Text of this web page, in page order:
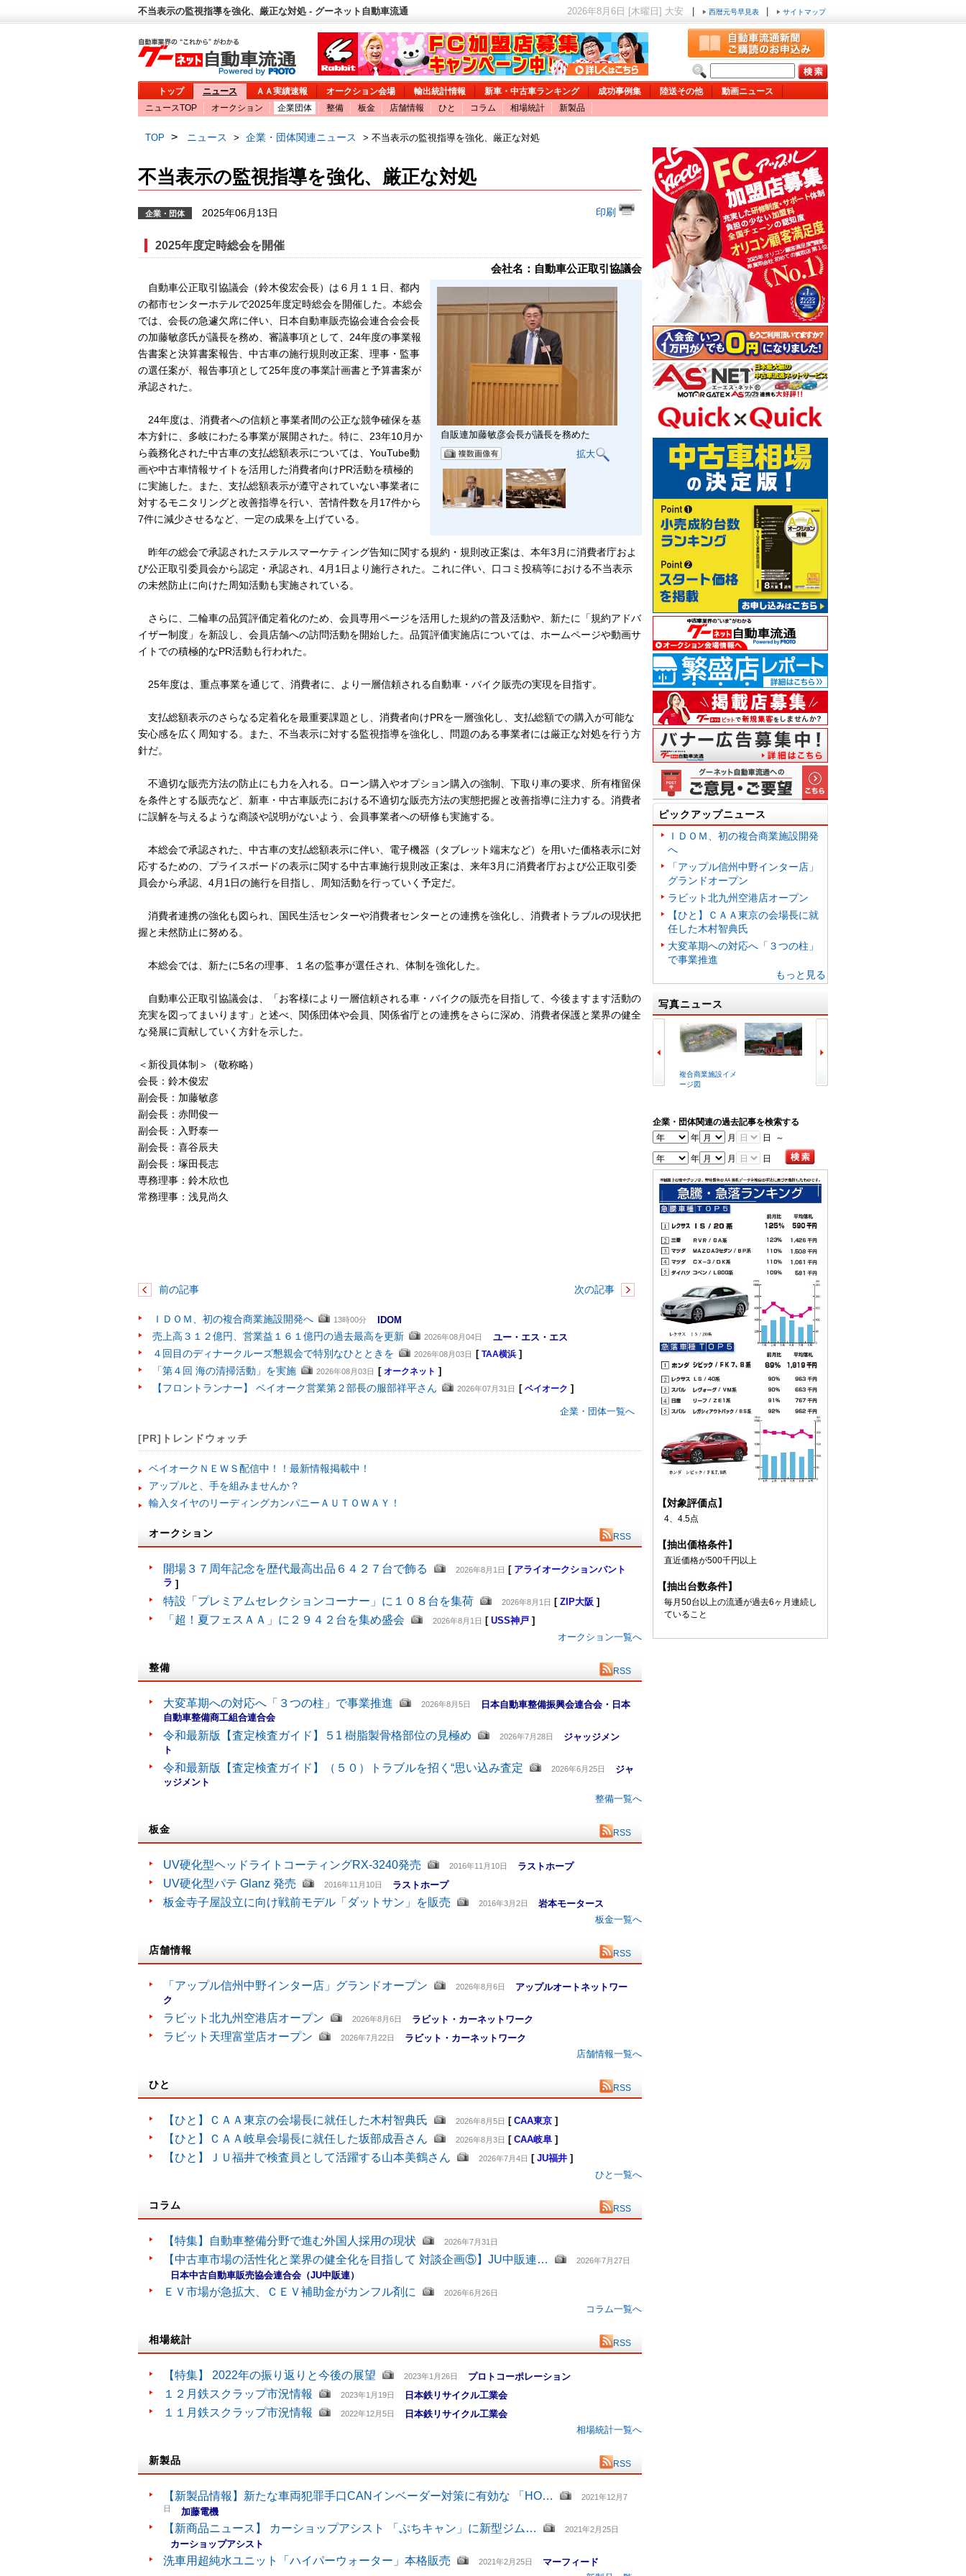
不当表示の監視指導を強化、厳正な対処 - グーネット自動車流通 2026年8月6日 [木曜日] 大安 西暦元号早見表 サイトマップ
トップ ニュース ＡＡ実績速報 オークション会場 輸出統計情報 新車・中古車ランキング 成功事例集 陸送その他
動画ニュース
ニュースTOP
オークション 企業団体 整備 板金 店舗情報 ひと コラム 相場統計 新製品
TOP > ニュース > 企業・団体関連ニュース > 不当表示の監視指導を強化、厳正な対処
不当表示の監視指導を強化、厳正な対処
企業・団体 2025年06月13日 印刷
2025年度定時総会を開催
会社名：自動車公正取引協議会
自販連加藤敏彦会長が議長を務めた
拡大
自動車公正取引協議会（鈴木俊宏会長）は６月１１日、都内
の都市センターホテルで2025年度定時総会を開催した。本総会
では、会長の急遽欠席に伴い、日本自動車販売協会連合会会長
の加藤敏彦氏が議長を務め、審議事項として、24年度の事業報
告書案と決算書案報告、中古車の施行規則改正案、理事・監事
の選任案が、報告事項として25年度の事業計画書と予算書案が
承認された。
24年度は、消費者への信頼と事業者間の公正な競争確保を基
本方針に、多岐にわたる事業が展開された。特に、23年10月か
ら義務化された中古車の支払総額表示については、YouTube動
画や中古車情報サイトを活用した消費者向けPR活動を積極的
に実施した。また、支払総額表示が遵守されていない事業者に
対するモニタリングと改善指導を行い、苦情件数を月17件から
7件に減少させるなど、一定の成果を上げている。
昨年の総会で承認されたステルスマーケティング告知に関する規約・規則改正案は、本年3月に消費者庁およ
び公正取引委員会から認定・承認され、4月1日より施行された。これに伴い、口コミ投稿等における不当表示
の未然防止に向けた周知活動も実施されている。
さらに、二輪車の品質評価定着化のため、会員専用ページを活用した規約の普及活動や、新たに「規約アドバ
イザー制度」を新設し、会員店舗への訪問活動を開始した。品質評価実施店については、ホームページや動画サ
イトでの積極的なPR活動も行われた。
25年度は、重点事業を通じて、消費者に、より一層信頼される自動車・バイク販売の実現を目指す。
支払総額表示のさらなる定着化を最重要課題とし、消費者向けPRを一層強化し、支払総額での購入が可能な
安心感を広く周知する。また、不当表示に対する監視指導を強化し、問題のある事業者には厳正な対処を行う方
針だ。
不適切な販売方法の防止にも力を入れる。ローン購入やオプション購入の強制、下取り車の要求、所有権留保
を条件とする販売など、新車・中古車販売における不適切な販売方法の実態把握と改善指導に注力する。消費者
に誤解を与えるような商談や説明がないよう、会員事業者への研修も実施する。
本総会で承認された、中古車の支払総額表示に伴い、電子機器（タブレット端末など）を用いた価格表示に対
応するための、プライスボードの表示に関する中古車施行規則改正案は、来年3月に消費者庁および公正取引委
員会から承認、4月1日の施行を目指し、周知活動を行っていく予定だ。
消費者連携の強化も図られ、国民生活センターや消費者センターとの連携を強化し、消費者トラブルの現状把
握と未然防止に努める。
本総会では、新たに5名の理事、１名の監事が選任され、体制を強化した。
自動車公正取引協議会は、「お客様により一層信頼される車・バイクの販売を目指して、今後ますます活動の
充実を図ってまいります」と述べ、関係団体や会員、関係省庁との連携をさらに深め、消費者保護と業界の健全
な発展に貢献していく方針を示した。
＜新役員体制＞（敬称略）
会長：鈴木俊宏
副会長：加藤敏彦
副会長：赤間俊一
副会長：入野泰一
副会長：喜谷辰夫
副会長：塚田長志
専務理事：鈴木欣也
常務理事：浅見尚久
前の記事 次の記事
ＩＤＯＭ、初の複合商業施設開発へ 13時00分 IDOM
売上高３１２億円、営業益１６１億円の過去最高を更新 2026年08月04日 ユー・エス・エス
４回目のディナークルーズ懇親会で特別なひとときを 2026年08月03日 [ TAA横浜 ]
「第４回 海の清掃活動」を実施 2026年08月03日 [ オークネット ]
【フロントランナー】 ベイオーク営業第２部長の服部祥平さん 2026年07月31日 [ ベイオーク ]
企業・団体一覧へ
[PR]トレンドウォッチ
ベイオークＮＥＷＳ配信中！！最新情報掲載中！
アップルと、手を組みませんか？
輸入タイヤのリーディングカンパニーＡＵＴＯＷＡＹ！
オークション RSS
開場３７周年記念を歴代最高出品６４２７台で飾る 2026年8月1日 [ アライオークションバント
ラ ]
特設「プレミアムセレクションコーナー」に１０８台を集荷 2026年8月1日 [ ZIP大阪 ]
「超！夏フェスＡＡ」に２９４２台を集め盛会 2026年8月1日 [ USS神戸 ]
オークション一覧へ
整備 RSS
大変革期への対応へ「３つの柱」で事業推進 2026年8月5日 日本自動車整備振興会連合会・日本
自動車整備商工組合連合会
令和最新版【査定検査ガイド】５1 樹脂製骨格部位の見極め
2026年7月28日 ジャッジメン
ト
令和最新版【査定検査ガイド】（５０）トラブルを招く“思い込み査定
2026年6月25日 ジャ
ッジメント
整備一覧へ
板金 RSS
UV硬化型ヘッドライトコーティングRX-3240発売 2016年11月10日 ラストホープ
UV硬化型パテ Glanz 発売 2016年11月10日 ラストホープ
板金寺子屋設立に向け戦前モデル「ダットサン」を販売 2016年3月2日
岩本モータース
板金一覧へ
店舗情報 RSS
「アップル信州中野インター店」グランドオープン 2026年8月6日 アップルオートネットワー
ク
ラビット北九州空港店オープン
2026年8月6日 ラビット・カーネットワーク
ラビット天理富堂店オープン 2026年7月22日
ラビット・カーネットワーク
店舗情報一覧へ
ひと RSS
【ひと】ＣＡＡ東京の会場長に就任した木村智典氏 2026年8月5日 [ CAA東京 ]
【ひと】ＣＡＡ岐阜会場長に就任した坂部成吾さん 2026年8月3日 [ CAA岐阜 ]
【ひと】ＪＵ福井で検査員として活躍する山本美鶴さん 2026年7月4日 [ JU福井 ]
ひと一覧へ
コラム RSS
【特集】自動車整備分野で進む外国人採用の現状 2026年7月31日
【中古車市場の活性化と業界の健全化を目指して 対談企画⑤】JU中販連… 2026年7月27日
日本中古自動車販売協会連合会（JU中販連）
ＥＶ市場が急拡大、ＣＥＶ補助金がカンフル剤に 2026年6月26日
コラム一覧へ
相場統計 RSS
【特集】 2022年の振り返りと今後の展望 2023年1月26日 プロトコーポレーション
１２月鉄スクラップ市況情報 2023年1月19日 日本鉄リサイクル工業会
１１月鉄スクラップ市況情報 2022年12月5日
日本鉄リサイクル工業会
相場統計一覧へ
新製品 RSS
【新製品情報】新たな車両犯罪手口CANインベーダー対策に有効な 「HO… 2021年12月7
日 加藤電機
【新商品ニュース】 カーショップアシスト 「ぷちキャン」に新型ジム… 2021年2月25日
カーショップアシスト
洗車用超純水ユニット「ハイパーウォーター」本格販売 2021年2月25日
マーフィード
ピックアップニュース
ＩＤＯＭ、初の複合商業施設開発
へ
「アップル信州中野インター店」
グランドオープン
ラビット北九州空港店オープン
【ひと】ＣＡＡ東京の会場長に就
任した木村智典氏
大変革期への対応へ「３つの柱」
で事業推進
もっと見る
写真ニュース
複合商業施設イメ
ージ図
港店外観
企業・団体関連の過去記事を検索する
年
月 日 ～
年 月 日
【対象評価点】
4、4.5点
【抽出価格条件】
直近価格が500千円以上
【抽出台数条件】
毎月50台以上の流通が過去6ヶ月連続し
ていること